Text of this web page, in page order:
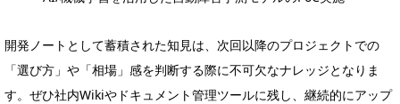
開発ノートとして蓄積された知見は、次回以降のプロジェクトでの
「選び方」や「相場」感を判断する際に不可欠なナレッジとなりま
す。ぜひ社内Wikiやドキュメント管理ツールに残し、継続的にアップ